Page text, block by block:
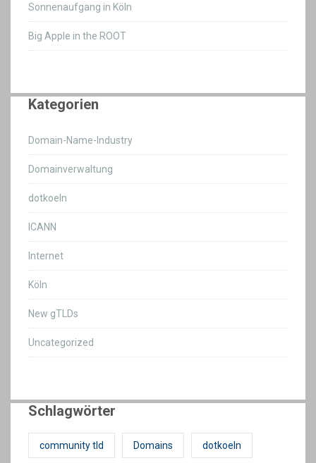
Sonnenaufgang in Köln
Big Apple in the ROOT
Kategorien
Domain-Name-Industry
Domainverwaltung
dotkoeln
ICANN
Internet
Köln
New gTLDs
Uncategorized
Schlagwörter
community tld Domains dotkoeln